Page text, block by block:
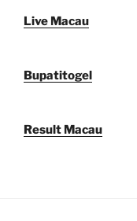
Live Macau
Bupatitogel
Result Macau